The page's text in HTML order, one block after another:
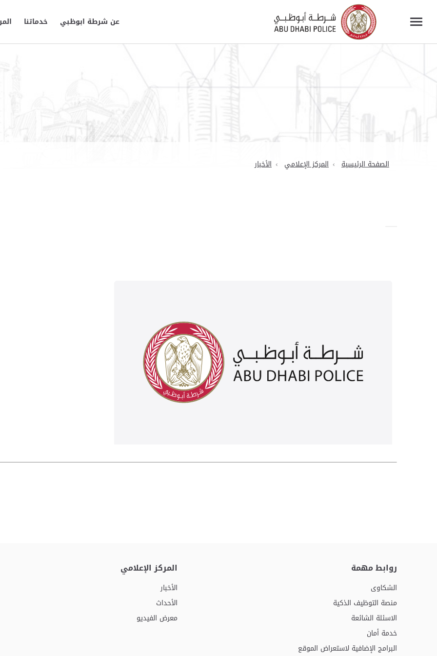
عن شرطة ابوظبي خدماتنا
الصفحة الرئيسية المركز الإعلامي الأخبار
روابط مهمة
الشكاوى
منصة التوظيف الذكية
الاسئلة الشائعة
خدمة أمان
البرامج الإضافية لاستعراض الموقع
المركز الإعلامي
الأخبار
الأحداث
معرض الفيديو